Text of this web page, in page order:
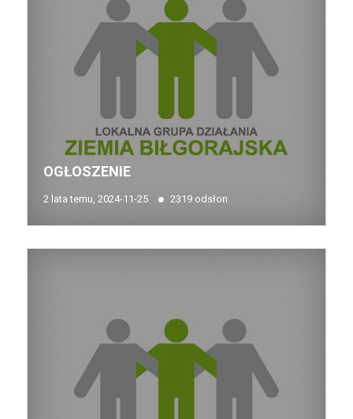
OGŁOSZENIE
2 lata temu, 2024-11-25 2319 odsłon